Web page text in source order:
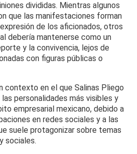
divididas. Mientras algunos
que las manifestaciones forman
de los aficionados, otros
debería mantenerse como un
y la convivencia, lejos de
con figuras públicas o
contexto en el que Salinas Pliego
personalidades más visibles y
empresarial mexicano, debido a
en redes sociales y a las
suele protagonizar sobre temas
sociales.